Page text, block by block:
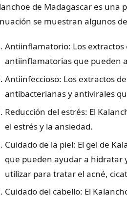
de Madagascar es
se muestran algunos
Antiinflamatorio: Los extractos
antiinflamatorias que pueden
Antiinfeccioso: Los extractos
antibacterianas y antivirales
Reducción del estrés: El
el estrés y la ansiedad.
Cuidado de la piel: El gel de
que pueden ayudar a hidratar
utilizar para tratar el acné,
Cuidado del cabello: El